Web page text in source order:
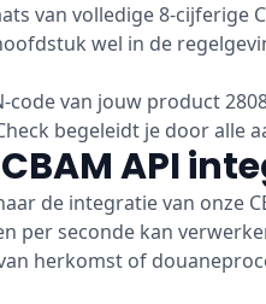
van volledige 8-cijferige
wel in de
code van jouw product
begeleidt je door
API
de integratie van onze
per seconde kan
herkomst of